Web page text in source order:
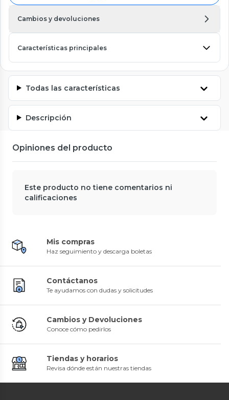
Cambios y devoluciones
Características principales
Todas las características
Descripción
Opiniones del producto
Este producto no tiene comentarios ni
calificaciones
Mis compras
Haz seguimiento y descarga boletas
Contáctanos
Te ayudamos con dudas y solicitudes
Cambios y Devoluciones
Conoce cómo pedirlos
Tiendas y horarios
Revisa dónde están nuestras tiendas